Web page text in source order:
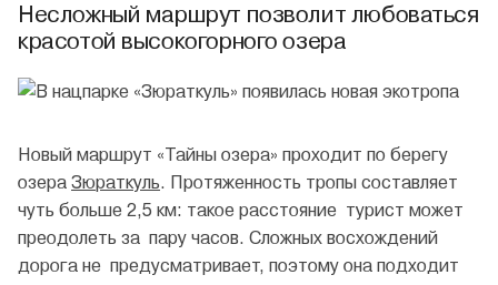
Несложный маршрут позволит любоваться
красотой высокогорного озера
Новый маршрут «Тайны озера» проходит по берегу
озера Зюраткуль. Протяженность тропы составляет
чуть больше 2,5 км: такое расстояние турист может
преодолеть за пару часов. Сложных восхождений
дорога не предусматривает, поэтому она подходит